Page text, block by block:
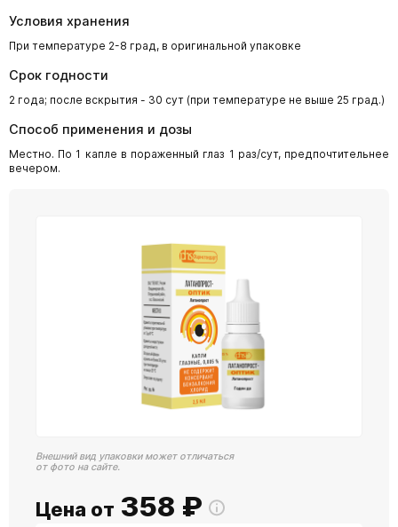
Условия хранения
При температуре 2-8 град, в оригинальной упаковке
Срок годности
2 года; после вскрытия - 30 сут (при температуре не выше 25 град.)
Способ применения и дозы
Местно. По 1 капле в пораженный глаз 1 раз/сут, предпочтительнее
вечером.
Внешний вид упаковки может отличаться
от фото на сайте.
Цена от 358 ₽